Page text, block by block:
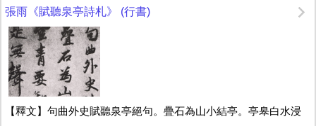
張雨《賦聽泉亭詩札》 (行書)
【釋文】句曲外史賦聽泉亭絕句。疊石為山小結亭。亭皋白水浸